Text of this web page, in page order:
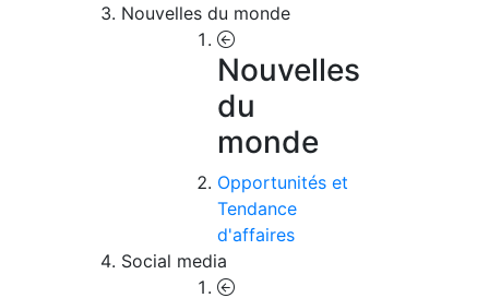
Nouvelles du monde
Nouvelles
du
monde
Opportunités et
Tendance
d'affaires
Social media